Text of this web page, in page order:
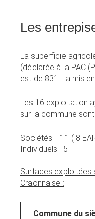
Les
La superficie
(déclarée à la PAC
est de 831 Ha mis
Les 16 exploitation
sur la commune
Sociétés : 11 ( 8
Individuels : 5
Surfaces exploitées
Craonnaise :
Commune du